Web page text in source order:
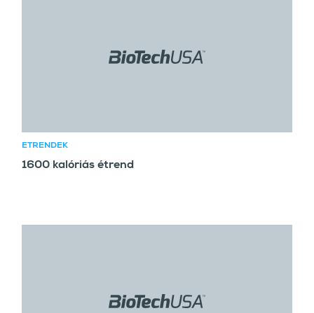
ÉTRENDEK
1600 kalóriás étrend